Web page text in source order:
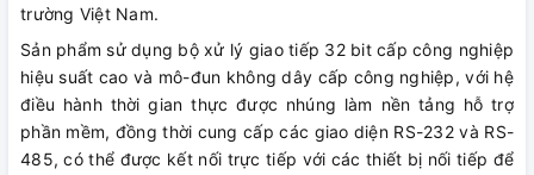
trường Việt Nam.
Sản phẩm sử dụng bộ xử lý giao tiếp 32 bit cấp công nghiệp
hiệu suất cao và mô-đun không dây cấp công nghiệp, với hệ
điều hành thời gian thực được nhúng làm nền tảng hỗ trợ
phần mềm, đồng thời cung cấp các giao diện RS-232 và RS-
485, có thể được kết nối trực tiếp với các thiết bị nối tiếp để